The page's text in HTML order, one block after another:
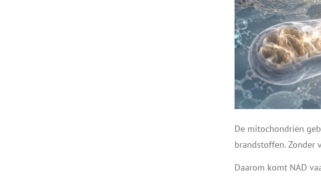
De mitochondriën
brandstoffen. Zonder
Daarom komt NAD